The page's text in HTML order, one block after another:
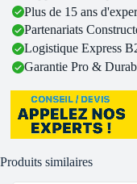
Plus de 15 ans
Partenariats
Logistique Express
Garantie Pro &
Produits similaires